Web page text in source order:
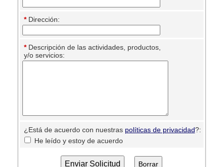
* Dirección:
* Descripción de las actividades, productos,
y/o servicios:
¿Está de acuerdo con nuestras políticas de privacidad?:
He leído y estoy de acuerdo